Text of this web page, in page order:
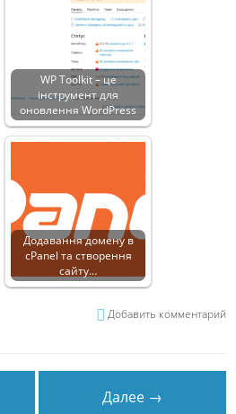
WP Toolkit – це
інструмент для
оновлення WordPress
Додавання домену в
cPanel та створення
сайту…
Добавить комментарий
Далее →